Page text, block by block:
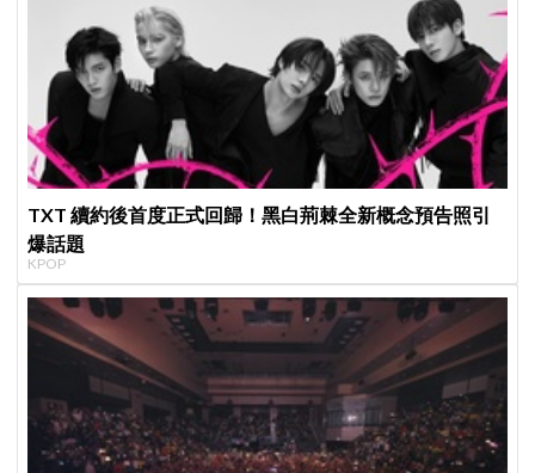
TXT 續約後首度正式回歸！黑白荊棘全新概念預告照引
爆話題
KPOP